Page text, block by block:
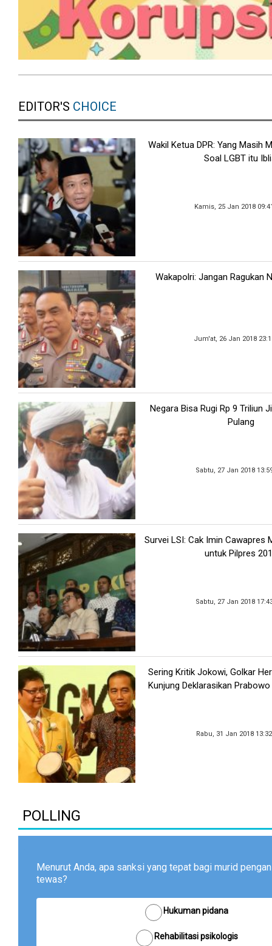
EDITOR'S CHOICE
Wakil Ketua DPR: Yang Masih
Soal LGBT itu
Kamis, 25 Jan 2018
Wakapolri: Jangan Ragukan
Jum'at, 26 Jan 2018
Negara Bisa Rugi Rp 9 Triliun
Pulang
Sabtu, 27 Jan 2018
Survei LSI: Cak Imin Cawapres
untuk Pilpres
Sabtu, 27 Jan 2018
Sering Kritik Jokowi, Golkar
Kunjung Deklarasikan
Rabu, 31 Jan 2018
POLLING
Menurut Anda, apa sanksi yang tepat bagi murid
tewas?
Hukuman pidana
Rehabilitasi psikologis